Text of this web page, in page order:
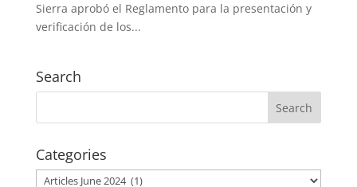
Sierra aprobó el Reglamento para la presentación y
verificación de los...
Search
Categories
Categories